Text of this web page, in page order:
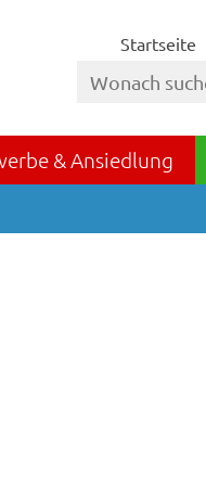
Startseite
& Ansiedlung